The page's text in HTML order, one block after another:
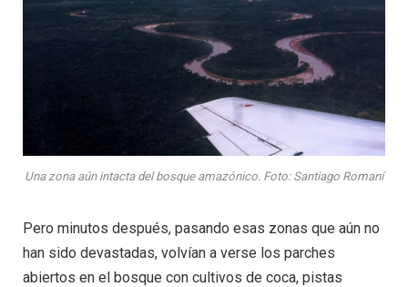
Una zona aún intacta del bosque amazónico. Foto: Santiago Romaní
Pero minutos después, pasando esas zonas que aún no
han sido devastadas, volvían a verse los parches
abiertos en el bosque con cultivos de coca, pistas